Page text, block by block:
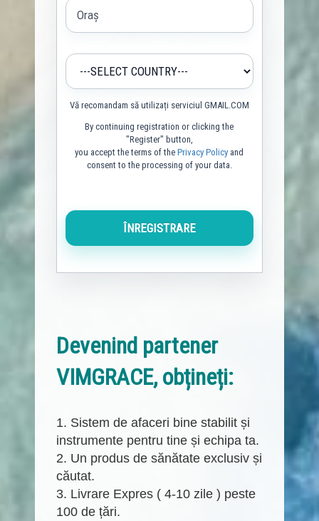
Vă recomandam să utilizați serviciul GMAIL.COM
By continuing registration or clicking the
"Register" button,
you accept the terms of thePrivacy Policy and
consent to the processing of your data.
Devenind partener
VIMGRACE, obțineți:
1. Sistem de afaceri bine stabilit și
instrumente pentru tine și echipa ta.
2. Un produs de sănătate exclusiv și
căutat.
3. Livrare Expres ( 4-10 zile ) peste
100 de țări.